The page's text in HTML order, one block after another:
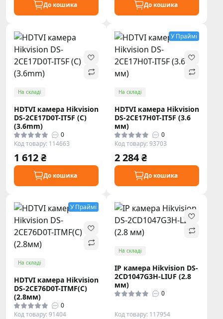
До кошика До кошика
На складі
HDTVI камера Hikvision
DS-2CE17D0T-IT5F (C)
(3.6mm)
0
Код товару: 114663
1 612 ₴
До кошика
У Праймі
На складі
HDTVI камера Hikvision
DS-2CE17H0T-IT5F (3.6
мм)
0
Код товару: 93703
2 284 ₴
До кошика
У Праймі
На складі
HDTVI камера Hikvision
DS-2CE76D0T-ITMF(C)
(2.8мм)
0
Код товару: 91404
На складі
IP камера Hikvision DS-
2CD1047G3H-LIUF (2.8
мм)
0
Код товару: 117954